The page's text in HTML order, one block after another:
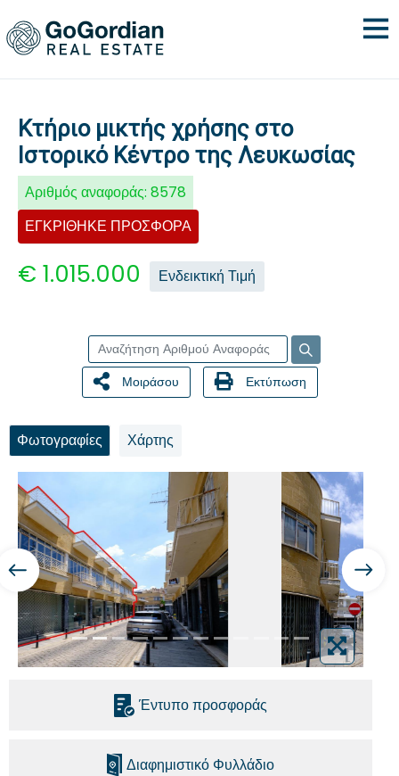
Κτήριο μικτής χρήσης στο
Ιστορικό Κέντρο της Λευκωσίας
Αριθμός αναφοράς: 8578
ΕΓΚΡΙΘΗΚΕ ΠΡΟΣΦΟΡΑ
€ 1.015.000 Ενδεικτική Τιμή
Μοιράσου Εκτύπωση
Φωτογραφίες Χάρτης
Έντυπο προσφοράς
Διαφημιστικό Φυλλάδιο